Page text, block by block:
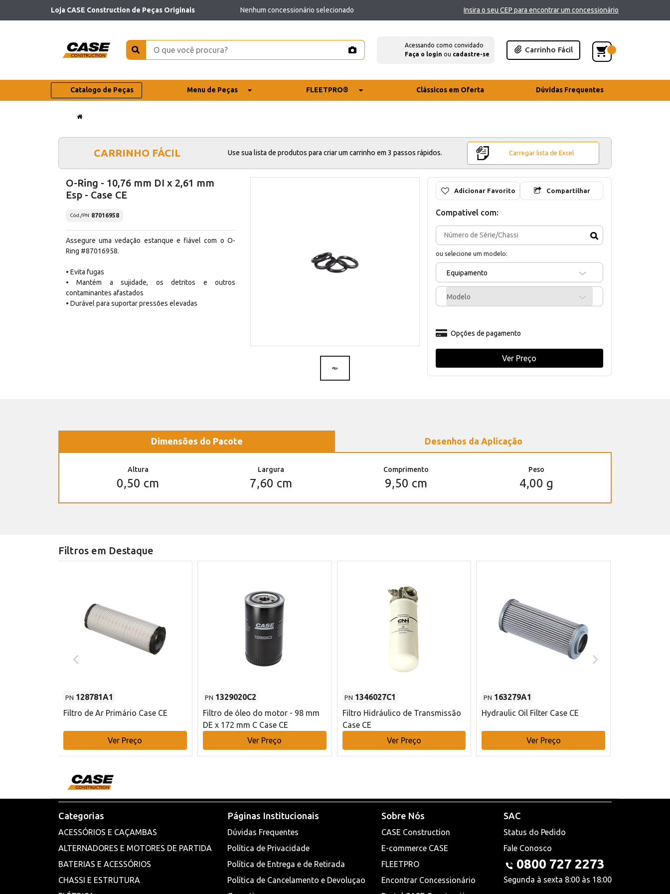
Loja CASE Construction de Peças Originais Nenhum concessionário selecionado Insira o seu CEP para encontrar um concessionário
Acessando como convidado
Faça o login ou cadastre-se
Carrinho Fácil
Catalogo de Peças Menu de Peças FLEETPRO® Clássicos em Oferta Dúvidas Frequentes
CARRINHO FÁCIL Use sua lista de produtos para criar um carrinho em 3 passos rápidos. Carregar lista de Excel
O-Ring - 10,76 mm DI x 2,61 mm
Esp - Case CE
Cód./PN 87016958
Assegure uma vedação estanque e fiável com o O-
Ring #87016958.
• Evita fugas
• Mantém a sujidade, os detritos e outros
contaminantes afastados
• Durável para suportar pressões elevadas
Adicionar Favorito Compartilhar
Compativel com:
ou selecione um modelo:
Equipamento
Modelo
Opções de pagamento
Ver Preço
Dimensões do Pacote Desenhos da Aplicação
Altura
0,50 cm
Largura
7,60 cm
Comprimento
9,50 cm
Peso
4,00 g
Filtros em Destaque
PN 128781A1
Filtro de Ar Primário Case CE
Ver Preço
PN 1329020C2
Filtro de óleo do motor - 98 mm
DE x 172 mm C Case CE
Ver Preço
PN 1346027C1
Filtro Hidráulico de Transmissão
Case CE
Ver Preço
PN 163279A1
Hydraulic Oil Filter Case CE
Ver Preço
Categorias
ACESSÓRIOS E CAÇAMBAS
ALTERNADORES E MOTORES DE PARTIDA
BATERIAS E ACESSÓRIOS
CHASSI E ESTRUTURA
Páginas Institucionais
Dúvidas Frequentes
Política de Privacidade
Política de Entrega e de Retirada
Política de Cancelamento e Devoluçao
Sobre Nós
CASE Construction
E-commerce CASE
FLEETPRO
Encontrar Concessionário
SAC
Status do Pedido
Fale Conosco
0800 727 2273
Segunda à sexta 8:00 às 18:00